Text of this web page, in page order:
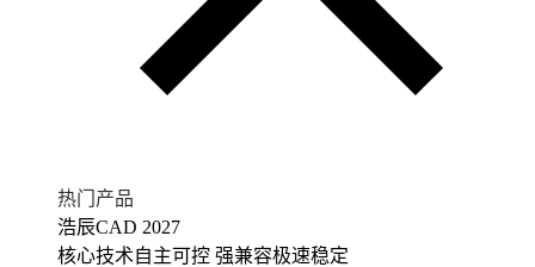
热门产品
浩辰CAD 2027
核心技术自主可控 强兼容极速稳定